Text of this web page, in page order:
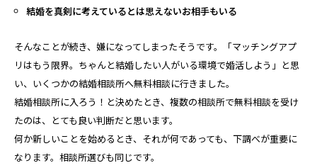
結婚を真剣に考えているとは思えないお相手もいる
そんなことが続き、嫌になってしまったそうです。「マッチングアプ
リはもう限界。ちゃんと結婚したい人がいる環境で婚活しよう」と思
い、いくつかの結婚相談所へ無料相談に行きました。
結婚相談所に入ろう！と決めたとき、複数の相談所で無料相談を受け
たのは、とても良い判断だと思います。
何か新しいことを始めるとき、それが何であっても、下調べが重要に
なります。相談所選びも同じです。